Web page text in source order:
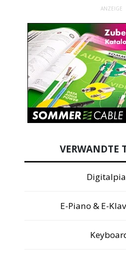
ANZEIGE
VERWANDTE
E-Piano & E-